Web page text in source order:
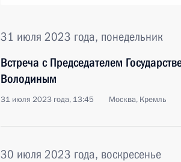
31 июля 2023 года, понедельник
Встреча с Председателем
Володиным
31 июля 2023 года, 13:45 Москва, Кремль
30 июля 2023 года, воскресенье